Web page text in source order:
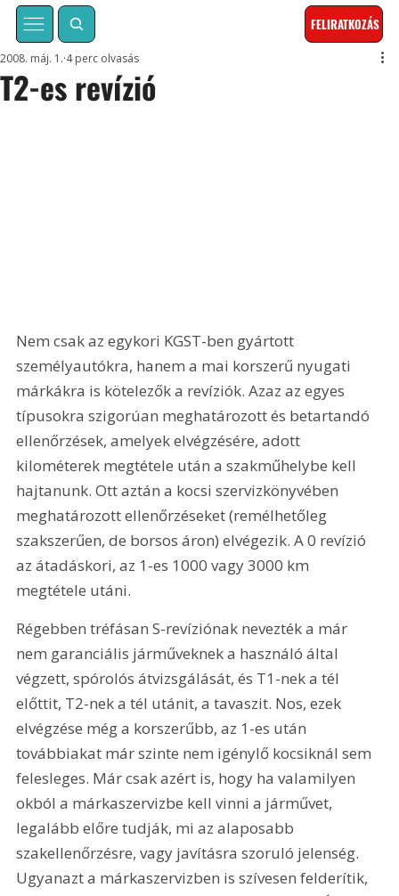
FELIRATKOZÁS
T2-es revízió
2008. máj. 1. 4 perc olvasás
Nem csak az egykori KGST-ben gyártott
személyautókra, hanem a mai korszerű nyugati
márkákra is kötelezők a revíziók. Azaz az egyes
típusokra szigorúan meghatározott és betartandó
ellenőrzések, amelyek elvégzésére, adott
kilométerek megtétele után a szakműhelybe kell
hajtanunk. Ott aztán a kocsi szervizkönyvében
meghatározott ellenőrzéseket (remélhetőleg
szakszerűen, de borsos áron) elvégezik. A 0 revízió
az átadáskori, az 1-es 1000 vagy 3000 km
megtétele utáni.
Régebben tréfásan S-revíziónak nevezték a már
nem garanciális járműveknek a használó által
végzett, spórolós átvizsgálását, és T1-nek a tél
előttit, T2-nek a tél utánit, a tavaszit. Nos, ezek
elvégzése még a korszerűbb, az 1-es után
továbbiakat már szinte nem igénylő kocsiknál sem
felesleges. Már csak azért is, hogy ha valamilyen
okból a márkaszervizbe kell vinni a járművet,
legalább előre tudják, mi az alaposabb
szakellenőrzésre, vagy javításra szoruló jelenség.
Ugyanazt a márkaszervizben is szívesen felderítik,